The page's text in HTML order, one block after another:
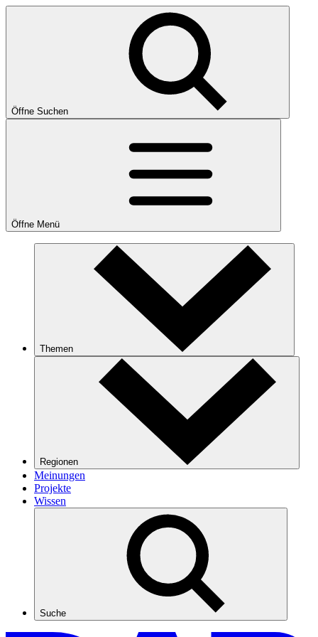
Öffne Suchen
Öffne Menü
Themen
Regionen
Meinungen
Projekte
Wissen
Suche